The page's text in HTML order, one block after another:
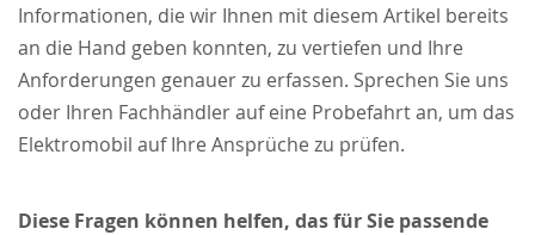
Informationen, die wir Ihnen mit diesem Artikel bereits
an die Hand geben konnten, zu vertiefen und Ihre
Anforderungen genauer zu erfassen. Sprechen Sie uns
oder Ihren Fachhändler auf eine Probefahrt an, um das
Elektromobil auf Ihre Ansprüche zu prüfen.
Diese Fragen können helfen, das für Sie passende